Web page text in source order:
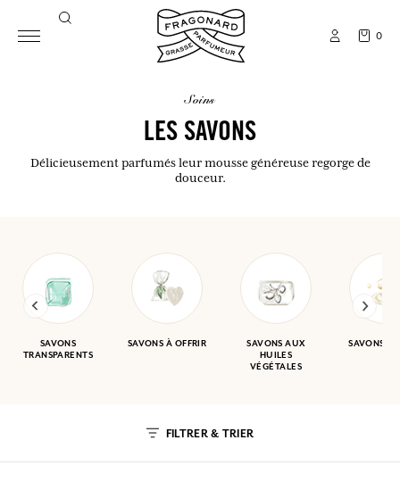
0
soins
LES SAVONS
Délicieusement parfumés leur mousse généreuse regorge de
douceur.
SAVONS
TRANSPARENTS
SAVONS À OFFRIR
SAVONS AUX
HUILES
VÉGÉTALES
SAVONS
FILTRER & TRIER